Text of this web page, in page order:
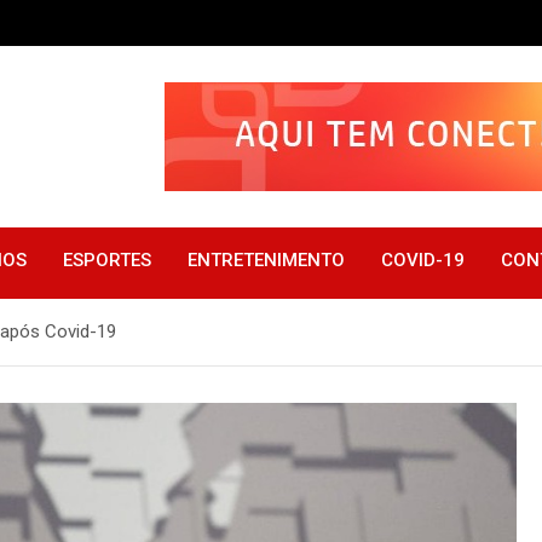
ESPORTES ENTRETENIMENTO COVID-19
Covid-19